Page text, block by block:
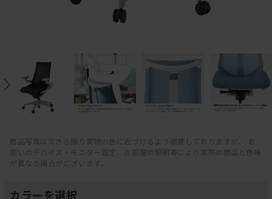
商品写真はできる限り実物の色に近づけるよう徹底しておりますが、 お
使いのデバイス・モニター設定、お部屋の照明等により実際の商品と色味
が異なる場合がございます。
カラーを選択